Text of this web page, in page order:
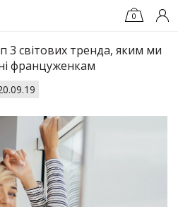
0
3 світових тренда, яким ми
француженкам